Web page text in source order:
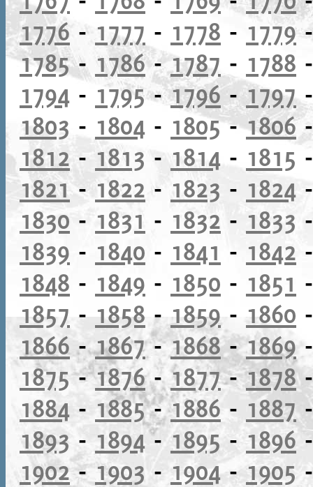
1776- 1777 - 1778 - 1779
1785- 1786-1787 - 1788
1794 - 1795-1796- 1797
1803 - 1804 - 1805-1806
1812 - 1813 - 1814 - 1815
1821- 1822 - 1823 - 1824
1830 - 1831 - 1832 - 1833
1839 - 1840 - 1841 - 1842
1848 - 1849 - 1850 - 1851
1857 - 1858 - 1859 - 1860
1866-1867-1868-1869
1875-1876-1877-1878
1884 - 1885-1886 - 1887
1893 - 1894- 1895-1896
1902-1903 - 1904-1905